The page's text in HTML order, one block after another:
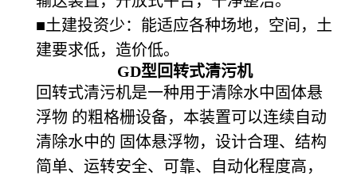
■土建投资少：能适应各种场地，空间，土
建要求低，造价低。
GD型回转式清污机
回转式清污机是一种用于清除水中固体悬
浮物 的粗格栅设备，本装置可以连续自动
清除水中的 固体悬浮物，设计合理、结构
简单、运转安全、可靠、自动化程度高，